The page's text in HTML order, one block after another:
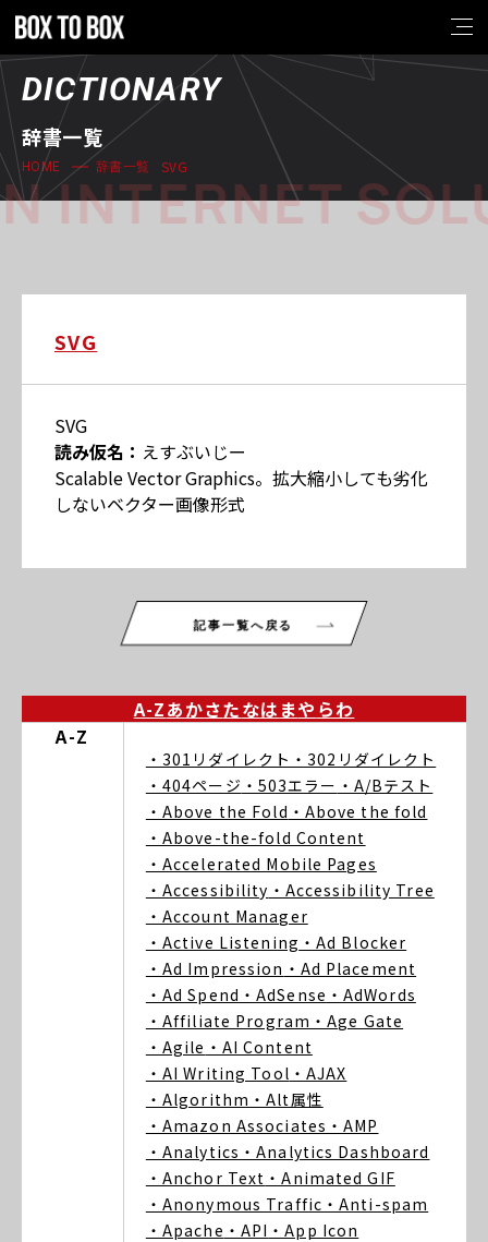
DICTIONARY
辞書一覧
HOME 辞書一覧 SVG
INTERNET
SVG
SVG
読み仮名： えすぶいじー
Scalable Vector Graphics。拡大縮小しても劣化
しないベクター画像形式
記事一覧へ戻る
A-Zあかさたなは まや らわ
A-Z
・301リダイレクト ・302リダイレクト
・404ページ ・503エラー ・A/Bテスト
・Above the Fold ・Above the fold
・Above-the-fold Content
・Accelerated Mobile Pages
・Accessibility ・Accessibility Tree
・Account Manager
・Active Listening ・Ad Blocker
・Ad Impression ・Ad Placement
・Ad Spend ・AdSense ・AdWords
・Affiliate Program ・Age Gate
・Agile ・AI Content
・AI Writing Tool ・AJAX
・Algorithm ・Alt属性
・Amazon Associates ・AMP
・Analytics ・Analytics Dashboard
・Anchor Text ・Animated GIF
・Anonymous Traffic ・Anti-spam
・Apache ・API ・App Icon